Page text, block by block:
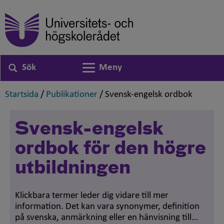
Sök
Växla navigering
Meny
Startsida ,
/ Publikationer ,
/ Svensk-engelsk ordbok
Svensk-engelsk
ordbok för den högre
utbildningen
Klickbara termer leder dig vidare till mer
information. Det kan vara synonymer, definition
på svenska, anmärkning eller en hänvisning till